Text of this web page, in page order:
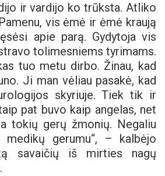
ir vardijo ko trūksta. Atliko
vis ėmė ir ėmė kraują
apie parą. Gydytoja vis
tolimesniems tyrimams.
tuo metu dirbo. Žinau, kad
Ji man vėliau pasakė, kad
skyriuje. Tiek tik ir
pat buvo kaip angelas, net
tokių gerų žmonių. Negaliu
gerumu“, – kalbėjo
savaičių iš mirties nagų